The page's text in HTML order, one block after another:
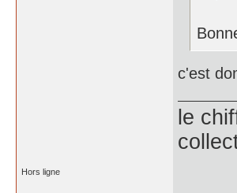
c'est
le
Hors ligne